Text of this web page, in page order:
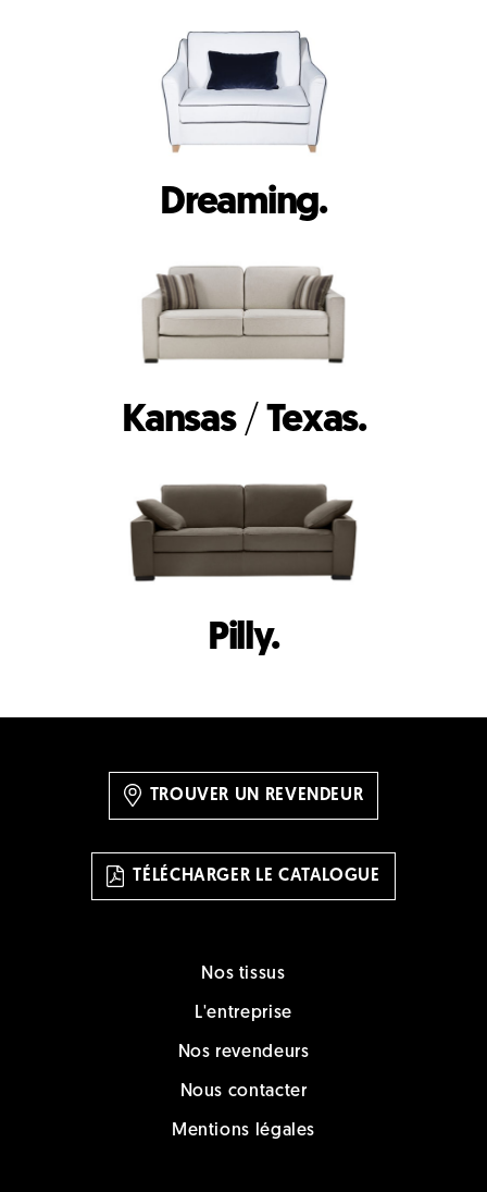
Dreaming.
Kansas/ Texas.
Pilly.
TROUVER UN REVENDEUR
TÉLÉCHARGER LE CATALOGUE
Nos tissus
L'entreprise
Nos revendeurs
Nous contacter
Mentions légales